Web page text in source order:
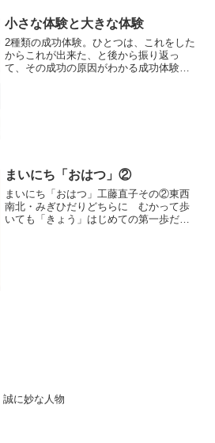
小さな体験と大きな体験
2種類の成功体験。ひとつは、これをした
からこれが出来た、と後から振り返っ
て、その成功の原因がわかる成功体験。
まいにち「おはつ」②
まいにち「おはつ」工藤直子その②東西
南北・みぎひだりどちらに むかって歩
いても「きょう」はじめての第一歩だれ
誠に妙な人物